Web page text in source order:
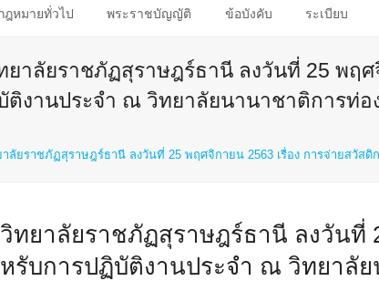
ฎหมายทั่วไป พระราชบัญญัติ ข้อบังคับ ระเบียบ
าลัยราชภัฏสุราษฎร์ธานี ลงวันที่ 25 พฤศ
ติงานประจำ ณ วิทยาลัยนานาชาติการท่อ
ลัยราชภัฏสุราษฎร์ธานี ลงวันที่ 25 พฤศจิกายน 2563 เรื่อง การจ่ายสวัส
ทยาลัยราชภัฏสุราษฎร์ธานี ลงวันที่
รับการปฏิบัติงานประจำ ณ วิทยาลัย